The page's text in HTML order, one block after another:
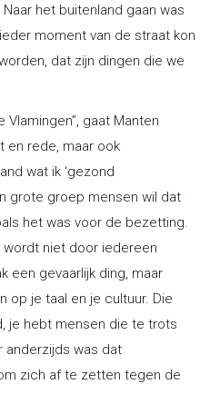
het buitenland gaan was
moment van de straat kon
dat zijn dingen die we
gaat Manten
en rede, maar ook
wat ik ‘gezond
grote groep mensen wil dat
het was voor de bezetting.
wordt niet door iedereen
een gevaarlijk ding, maar
op je taal en je cultuur. Die
je hebt mensen die te trots
anderzijds was dat
zich af te zetten tegen de